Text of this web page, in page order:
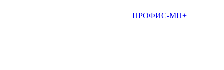
ПРОФИС-МП+